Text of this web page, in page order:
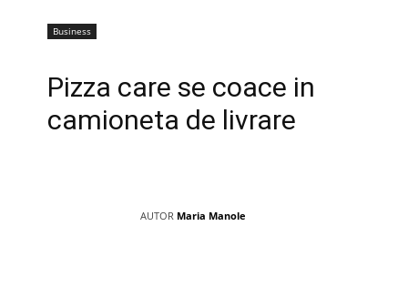
Business
Pizza care se coace in
camioneta de livrare
AUTOR Maria Manole